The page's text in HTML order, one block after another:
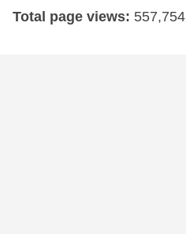
Total page views: 557,754